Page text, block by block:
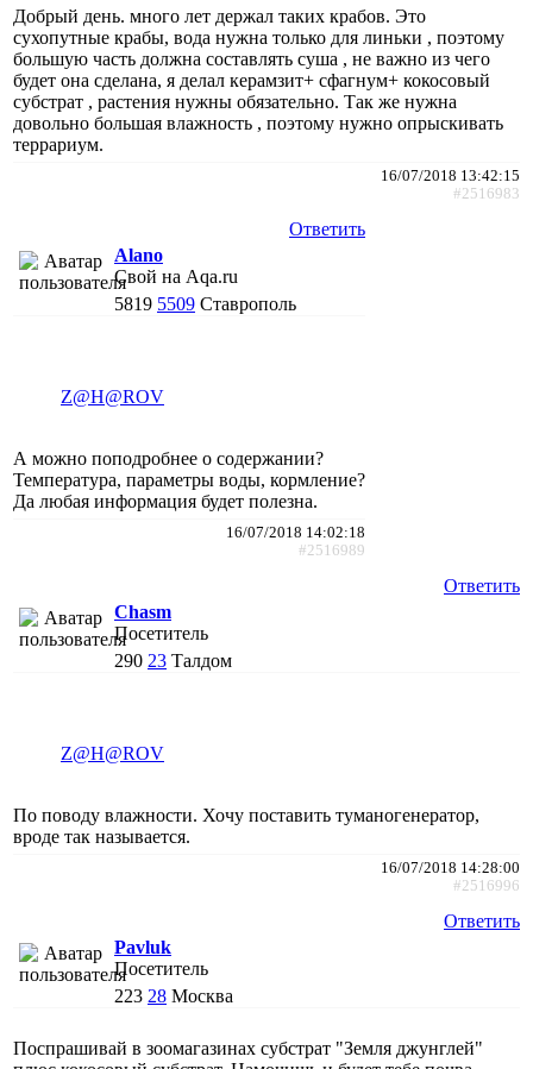
Добрый день. много лет держал таких крабов. Это
сухопутные крабы, вода нужна только для линьки , поэтому
большую часть должна составлять суша , не важно из чего
будет она сделана, я делал керамзит+ сфагнум+ кокосовый
субстрат , растения нужны обязательно. Так же нужна
довольно большая влажность , поэтому нужно опрыскивать
террариум.
16/07/2018 13:42:15
#2516983
Ответить
Alano
Свой на Aqa.ru
5819 5509 Ставрополь
Z@H@ROV
А можно поподробнее о содержании?
Температура, параметры воды, кормление?
Да любая информация будет полезна.
16/07/2018 14:02:18
#2516989
Ответить
Chasm
Посетитель
290 23 Талдом
Z@H@ROV
По поводу влажности. Хочу поставить туманогенератор,
вроде так называется.
16/07/2018 14:28:00
#2516996
Ответить
Pavluk
Посетитель
223 28 Москва
Поспрашивай в зоомагазинах субстрат "Земля джунглей"